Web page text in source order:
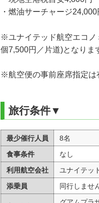
・燃油サーチャージ
※ユナイテッド航空エコノ
個7,500円／片道)となりま
※航空便の事前座席指定は
旅行条件▼
最少催行人員
8名
食事条件
なし
利用航空会社
ユナイテッ
添乗員
同行しませ